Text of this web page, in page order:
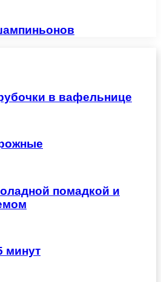
в вафельнице
помадкой и
минут